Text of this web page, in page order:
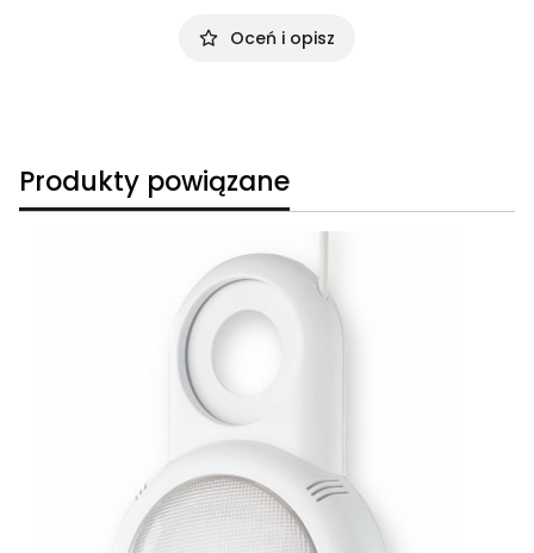
Oceń i opisz
Produkty powiązane